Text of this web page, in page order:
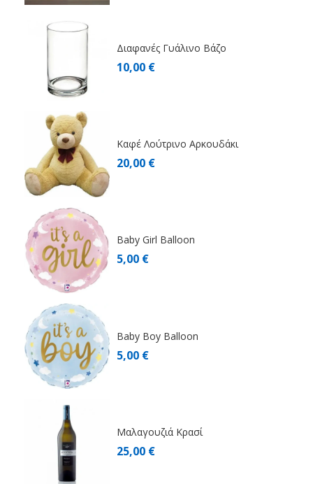
Διαφανές Γυάλινο Βάζο
10,00 €
Καφέ Λούτρινο Αρκουδάκι
20,00 €
Baby Girl Balloon
5,00 €
Baby Boy Balloon
5,00 €
Μαλαγουζιά Κρασί
25,00 €